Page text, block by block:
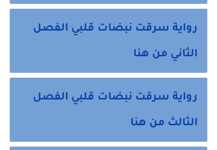
رواية سرقت نبضات قلبي الفصل
الثاني من هنا
رواية سرقت نبضات قلبي الفصل
الثالث من هنا